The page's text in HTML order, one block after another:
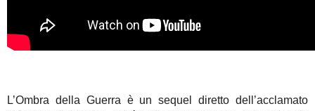
L’Ombra della Guerra è un sequel diretto dell’acclamato